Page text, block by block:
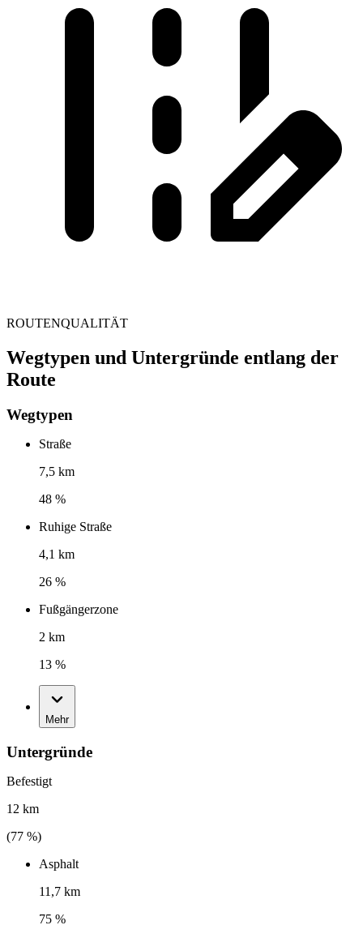
ROUTENQUALITÄT
Wegtypen und Untergründe entlang der
Route
Wegtypen
Straße
7,5 km
48 %
Ruhige Straße
4,1 km
26 %
Fußgängerzone
2 km
13 %
Mehr
Untergründe
Befestigt
12 km
(77 %)
Asphalt
11,7 km
75 %